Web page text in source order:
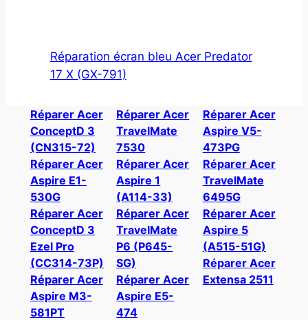
Réparation écran bleu Acer Predator
17 X (GX-791)
Réparer Acer
ConceptD 3
(CN315-72)
Réparer Acer
Aspire E1-
530G
Réparer Acer
ConceptD 3
Ezel Pro
(CC314-73P)
Réparer Acer
Aspire M3-
581PT
Réparer Acer
TravelMate
7530
Réparer Acer
Aspire 1
(A114-33)
Réparer Acer
TravelMate
P6 (P645-
SG)
Réparer Acer
Aspire E5-
474
Réparer Acer
Aspire V5-
473PG
Réparer Acer
TravelMate
6495G
Réparer Acer
Aspire 5
(A515-51G)
Réparer Acer
Extensa 2511